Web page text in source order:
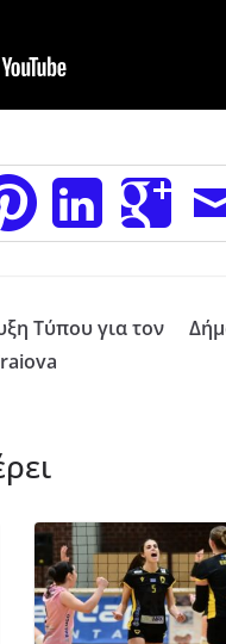
Τύπου για τον